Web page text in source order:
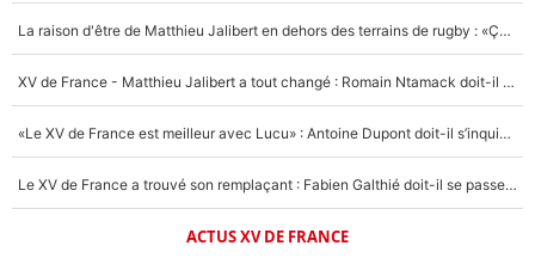
La raison d'être de Matthieu Jalibert en dehors des terrains de rugby : «Ça m'atteint autant que si tu touches à un membre de ma famille»
XV de France - Matthieu Jalibert a tout changé : Romain Ntamack doit-il s’inquiéter pour sa place à un an de la Coupe du monde ?
«Le XV de France est meilleur avec Lucu» : Antoine Dupont doit-il s’inquiéter pour sa place ?
Le XV de France a trouvé son remplaçant : Fabien Galthié doit-il se passer d'Antoine Dupont ?
ACTUS XV DE FRANCE